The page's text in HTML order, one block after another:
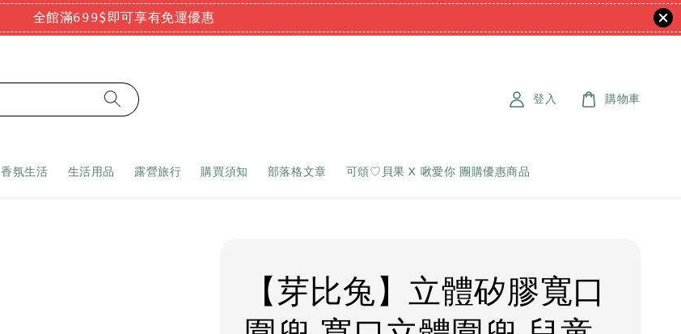
全館滿699$即可享有免運優惠
香氛生活 生活用品 露營旅行 購買須知 部落格文章 可頌♡貝果 X 啾愛你 團購優惠商品
登入 購物車
【芽比兔】立體矽膠寬口